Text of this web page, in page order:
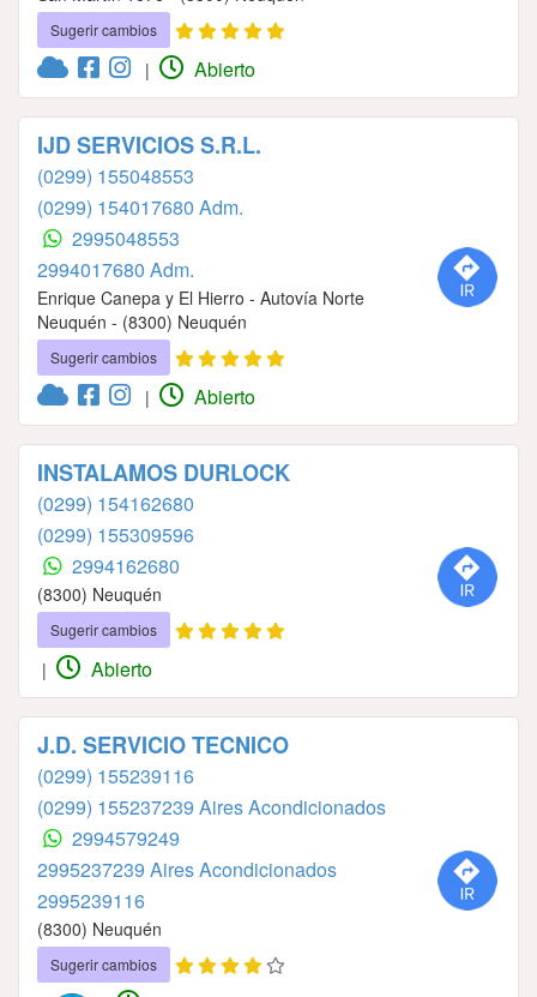
Sugerir cambios
| Abierto
IJD SERVICIOS S.R.L.
(0299) 155048553
(0299) 154017680 Adm.
2995048553
2994017680 Adm.
Enrique Canepa y El Hierro - Autovía Norte
Neuquén - (8300) Neuquén
Sugerir cambios
| Abierto
INSTALAMOS DURLOCK
(0299) 154162680
(0299) 155309596
2994162680
(8300) Neuquén
Sugerir cambios
| Abierto
J.D. SERVICIO TECNICO
(0299) 155239116
(0299) 155237239 Aires Acondicionados
2994579249
2995237239 Aires Acondicionados
2995239116
(8300) Neuquén
Sugerir cambios